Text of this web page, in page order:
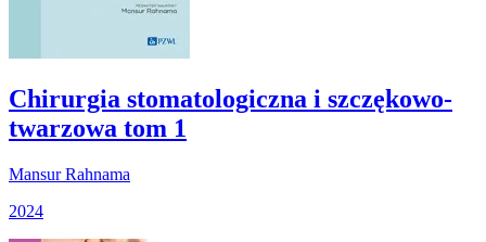
Chirurgia stomatologiczna i szczękowo-
twarzowa tom 1
Mansur Rahnama
2024